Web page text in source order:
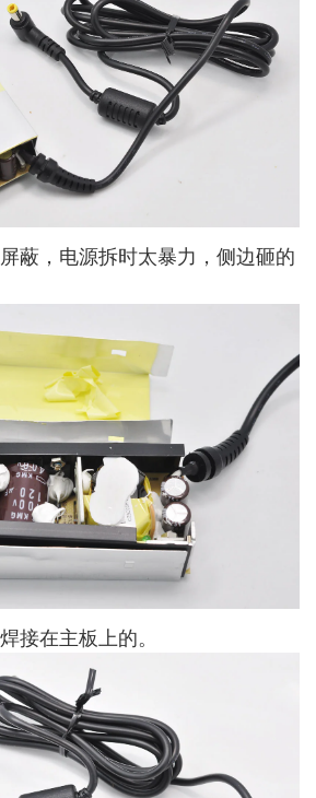
蔽，电源拆时太暴力，侧边砸的
接在主板上的。